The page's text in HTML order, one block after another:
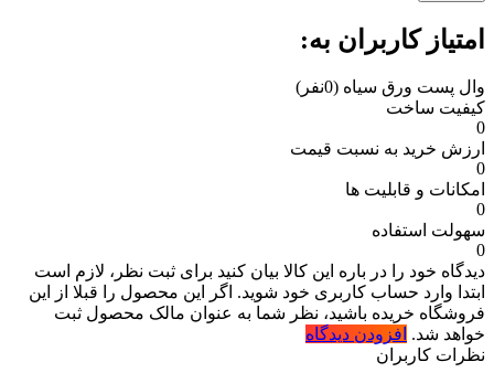
امتیاز کاربران به:
وال پست ورق سیاه (0نفر)
کیفیت ساخت
0
ارزش خرید به نسبت قیمت
0
امکانات و قابلیت ها
0
سهولت استفاده
0
دیدگاه خود را در باره این کالا بیان کنید برای ثبت نظر، لازم است
ابتدا وارد حساب کاربری خود شوید. اگر این محصول را قبلا از این
فروشگاه خریده باشید، نظر شما به عنوان مالک محصول ثبت
خواهد شد. افزودن دیدگاه
نظرات کاربران